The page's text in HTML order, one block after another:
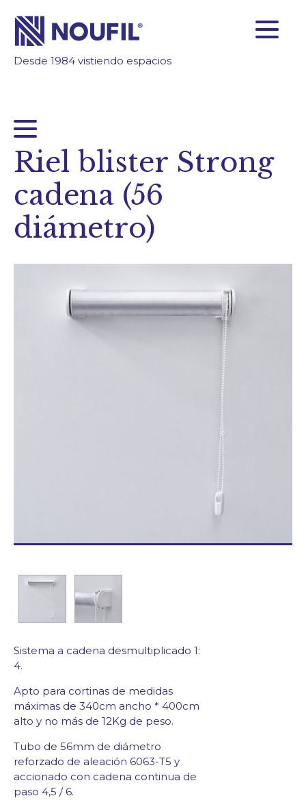
Desde 1984 vistiendo espacios
SOMOS FABRICANTES
TECNOLOGÍA
INSPÍRATE
ÁREA CLIENTES
Empresa
Servicios
Productos
Blog/News
Riel blister Strong
cadena (56
diámetro)
Sistema a cadena desmultiplicado 1:
4.
Apto para cortinas de medidas
máximas de 340cm ancho * 400cm
alto y no más de 12Kg de peso.
Tubo de 56mm de diámetro
reforzado de aleación 6063-T5 y
accionado con cadena continua de
paso 4,5 / 6.